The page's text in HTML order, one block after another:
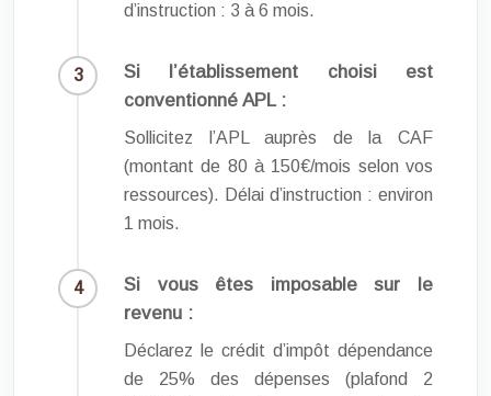
d’instruction : 3 à 6 mois.
Si l’établissement choisi est
conventionné APL :
Sollicitez l’APL auprès de la CAF
(montant de 80 à 150€/mois selon vos
ressources). Délai d’instruction : environ
1 mois.
Si vous êtes imposable sur le
revenu :
Déclarez le crédit d’impôt dépendance
de 25% des dépenses (plafond 2